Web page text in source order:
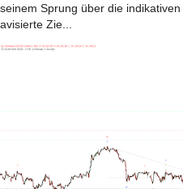
seinem Sprung über die
avisierte Zie...